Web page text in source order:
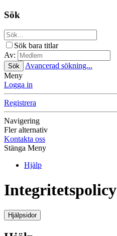
Sök
Sök bara titlar
Av:
Sök
Avancerad sökning...
Meny
Logga in
Registrera
Navigering
Fler alternativ
Kontakta oss
Stänga Meny
Hjälp
Integritetspolicy
Hjälpsidor